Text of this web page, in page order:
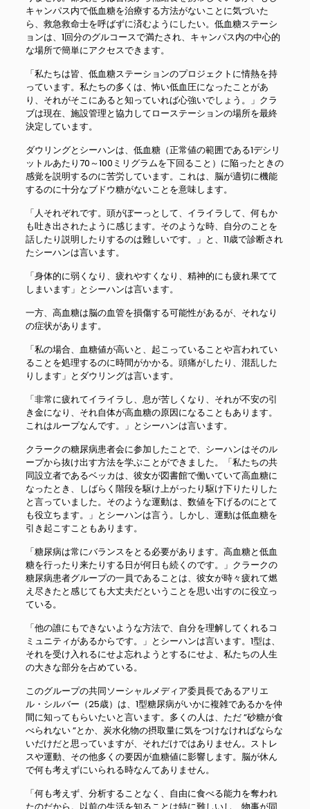
キャンパス内で低血糖を治療する方法がないことに気づいた
ら、救急救命士を呼ばずに済むようにしたい。低血糖ステーシ
ョンは、1回分のグルコースで満たされ、キャンパス内の中心的
な場所で簡単にアクセスできます。
「私たちは皆、低血糖ステーションのプロジェクトに情熱を持
っています。私たちの多くは、怖い低血圧になったことがあ
り、それがそこにあると知っていれば心強いでしょう。」クラ
ブは現在、施設管理と協力してローステーションの場所を最終
決定しています。
ダウリングとシーハンは、低血糖（正常値の範囲である1デシリ
ットルあたり70～100ミリグラムを下回ること）に陥ったときの
感覚を説明するのに苦労しています。これは、脳が適切に機能
するのに十分なブドウ糖がないことを意味します。
「人それぞれです。頭がぼーっとして、イライラして、何もか
も吐き出されたように感じます。そのような時、自分のことを
話したり説明したりするのは難しいです。」と、11歳で診断され
たシーハンは言います。
「身体的に弱くなり、疲れやすくなり、精神的にも疲れ果てて
しまいます」とシーハンは言います。
一方、高血糖は脳の血管を損傷する可能性があるが、それなり
の症状があります。
「私の場合、血糖値が高いと、起こっていることや言われてい
ることを処理するのに時間がかかる。頭痛がしたり、混乱した
りします」とダウリングは言います。
「非常に疲れてイライラし、息が苦しくなり、それが不安の引
き金になり、それ自体が高血糖の原因になることもあります。
これはループなんです。」とシーハンは言います。
クラークの糖尿病患者会に参加したことで、シーハンはそのル
ープから抜け出す方法を学ぶことができました。「私たちの共
同設立者であるベッカは、彼女が図書館で働いていて高血糖に
なったとき、しばらく階段を駆け上がったり駆け下りたりした
と言っていました。そのような運動は、数値を下げるのにとて
も役立ちます。」とシーハンは言う。しかし、運動は低血糖を
引き起こすこともあります。
「糖尿病は常にバランスをとる必要があります。高血糖と低血
糖を行ったり来たりする日が何日も続くのです。」クラークの
糖尿病患者グループの一員であることは、彼女が時々疲れて燃
え尽きたと感じても大丈夫だということを思い出すのに役立っ
ている。
「他の誰にもできないような方法で、自分を理解してくれるコ
ミュニティがあるからです。」とシーハンは言います。1型は、
それを受け入れるにせよ忘れようとするにせよ、私たちの人生
の大きな部分を占めている。
このグループの共同ソーシャルメディア委員長であるアリエ
ル・シルバー（25歳）は、1型糖尿病がいかに複雑であるかを仲
間に知ってもらいたいと言います。多くの人は、ただ “砂糖が食
べられない “とか、炭水化物の摂取量に気をつけなければならな
いだけだと思っていますが、それだけではありません。ストレ
スや運動、その他多くの要因が血糖値に影響します。脳が休ん
で何も考えずにいられる時なんてありません。
「何も考えず、分析することなく、自由に食べる能力を奪われ